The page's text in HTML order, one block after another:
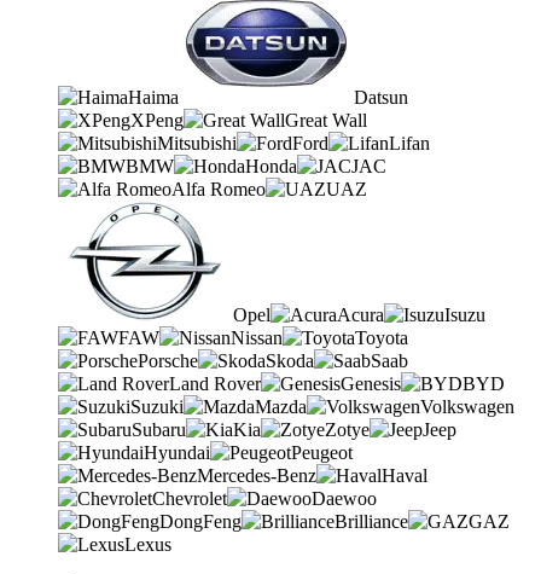
Haima
Datsun
XPeng
Great Wall
Mitsubishi
Ford
Lifan
BMW
Honda
JAC
Alfa Romeo
UAZ
Opel Acura
Isuzu
FAW
Nissan
Toyota
Porsche
Skoda
Saab
Land Rover
Genesis
BYD
Suzuki
Mazda
Volkswagen
Subaru
Kia Zotye
Jeep
Hyundai
Peugeot
Mercedes-Benz
Haval
Chevrolet
Daewoo
DongFeng
Brilliance
GAZ
Lexus